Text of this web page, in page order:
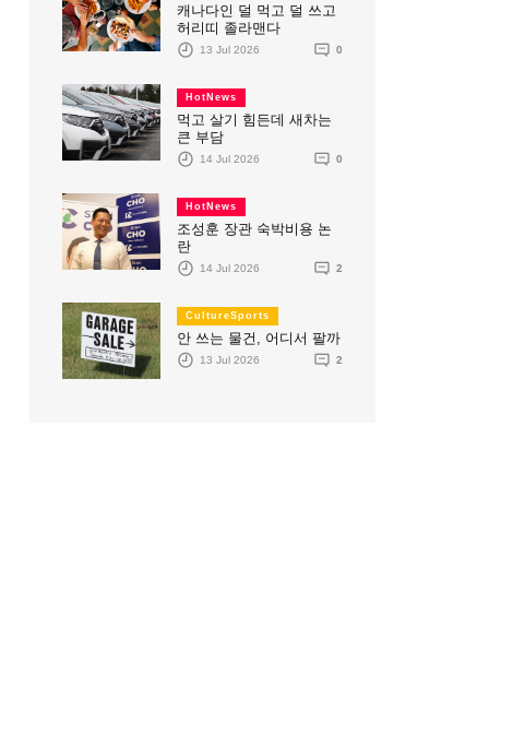
캐나다인 덜 먹고 덜 쓰고
허리띠 졸라맨다
13 Jul 2026 0
HotNews
먹고 살기 힘든데 새차는
큰 부담
14 Jul 2026 0
HotNews
조성훈 장관 숙박비용 논
란
14 Jul 2026 2
CultureSports
안 쓰는 물건, 어디서 팔까
13 Jul 2026 2